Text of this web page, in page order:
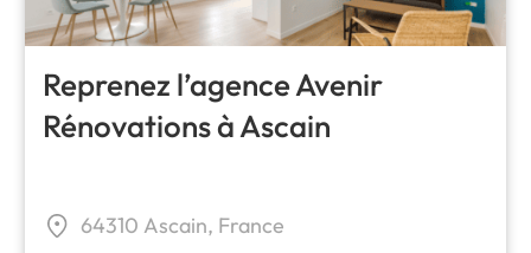
Reprenez l’agence Avenir
Rénovations à Ascain
64310 Ascain, France